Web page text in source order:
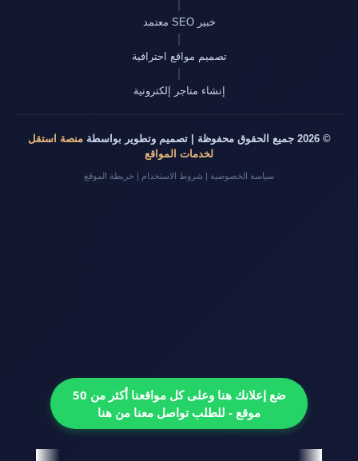
خبير SEO معتمد
تصميم مواقع احترافية
إنشاء متاجر إلكترونية
© 2026 جميع الحقوق محفوظة | تصميم وتطوير بواسطة
منصة استقل
لخدمات المواقع
سياسة الخصوصية | شروط الاستخدام | خريطة الموقع
ضع إعلانك هنا وعلى كل مواقعنا أكثر من 50
موقع - للطلب تواصل معنا من هنا